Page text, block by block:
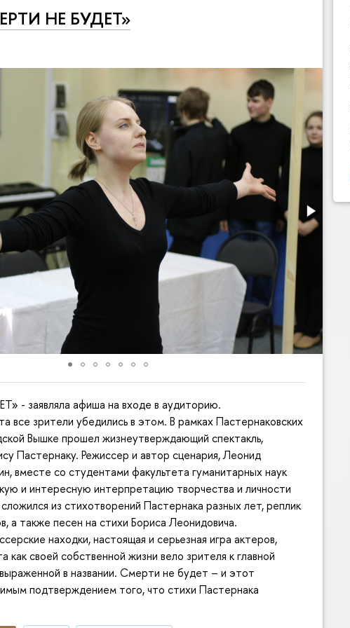
НЕ БУДЕТ»
- заявляла афиша на входе в аудиторию.
все зрители убедились в этом. В рамках Пастернаковских
Вышке прошел жизнеутверждающий спектакль,
Пастернаку. Режиссер и автор сценария, Леонид
вместе со студентами факультета гуманитарных наук
и интересную интерпретацию творчества и личности
из стихотворений Пастернака разных лет, реплик
а также песен на стихи Бориса Леонидовича.
находки, настоящая и серьезная игра актеров,
как своей собственной жизни вело зрителя к главной
в названии. Смерти не будет – и этот
подтверждением того, что стихи Пастернака